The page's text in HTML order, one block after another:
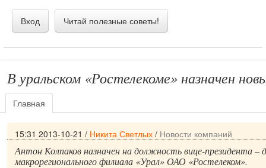
Вход Читай полезные советы!
В уральском «Ростелекоме» назначен
Главная
15:31 2013-10-21 / Никита Светлых / Новости компаний
Антон Колпаков назначен на должность вице-президента –
макрорегионального филиала «Урал» ОАО «Ростелеком».